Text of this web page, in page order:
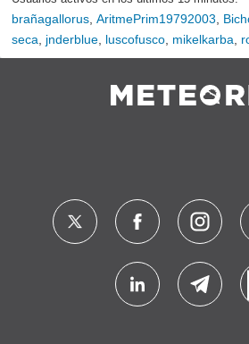
brañagallorus AritmePrim19792003
seca
jnderblue luscofusco mikelkarba